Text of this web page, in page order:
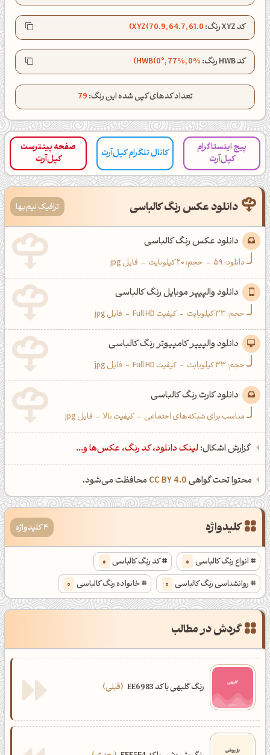
کد XYZ رنگ: XYZ(70.9, 64.7, 61.0)
کد HWB رنگ: HWB(0°, 77%, 0%)
تعداد کدهای کپی شده این رنگ:79
پیج اینستاگرام
کپل‌آرت
کانال تلگرام کپل‌آرت
صفحه پینترست
کپل‌آرت
دانلود عکس رنگ کالباسی ترافیک نیم‌بها
دانلود عکس رنگ کالباسی
دانلود:59
- حجم: 20 کیلوبایت - فایل jpg
دانلود والپیپر موبایل رنگ کالباسی
حجم: 33 کیلوبایت - کیفیت Full HD - فایل jpg
دانلود والپیپر کامپیوتر رنگ کالباسی
حجم: 33 کیلوبایت - کیفیت Full HD - فایل jpg
دانلود کارت رنگ کالباسی
مناسب برای شبکه‌های اجتماعی - کیفیت بالا - فایل jpg
گزارش اشکال: لینک دانلود، کد رنگ، عکس‌ها و...
محتوا تحت گواهیCC BY 4.0 محافظت می‌شود.
کلیدواژه 4 کلیدواژه
انواع رنگ کالباسی 0 کد رنگ کالباسی 0
روانشناسی رنگ کالباسی 0 خانواده رنگ کالباسی 0
گردش در مطالب
رنگ گلبهی با کد EE6983 قبلی
کپل‌آرت رو دنبال کن!
کانال تلگرام
اینستاگرام
کانال ایــتا
اَپ اندروید اَپ ویندوز